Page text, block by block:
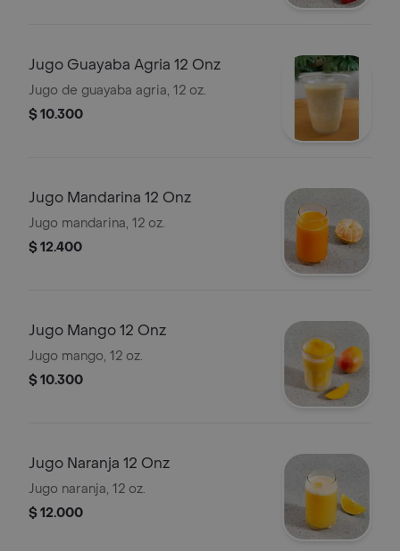
Jugo Guayaba Agria 12 Onz
Jugo de guayaba agria, 12 oz.
$ 10.300
Jugo Mandarina 12 Onz
Jugo mandarina, 12 oz.
$ 12.400
Jugo Mango 12 Onz
Jugo mango, 12 oz.
$ 10.300
Jugo Naranja 12 Onz
Jugo naranja, 12 oz.
$ 12.000